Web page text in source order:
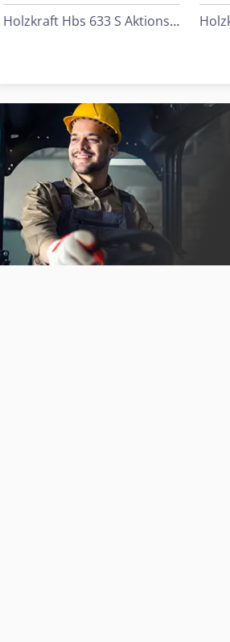
Holzkraft Hbs 633 S Aktionsset
Holzkraft Hwse 700 K
Holzkraft Kso 150 F Basic